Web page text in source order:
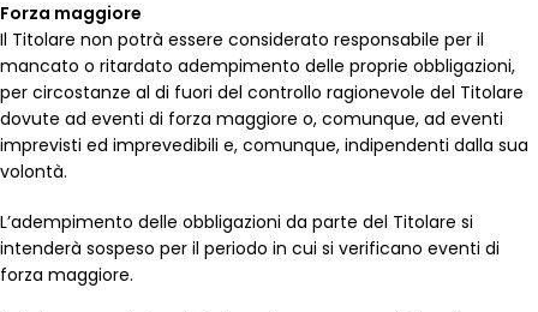
Forza maggiore
Il Titolare non potrà essere considerato responsabile per il
mancato o ritardato adempimento delle proprie obbligazioni,
per circostanze al di fuori del controllo ragionevole del Titolare
dovute ad eventi di forza maggiore o, comunque, ad eventi
imprevisti ed imprevedibili e, comunque, indipendenti dalla sua
volontà.
L’adempimento delle obbligazioni da parte del Titolare si
intenderà sospeso per il periodo in cui si verificano eventi di
forza maggiore.